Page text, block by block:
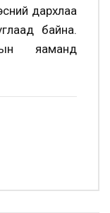
дархлаа
байна.
яаманд